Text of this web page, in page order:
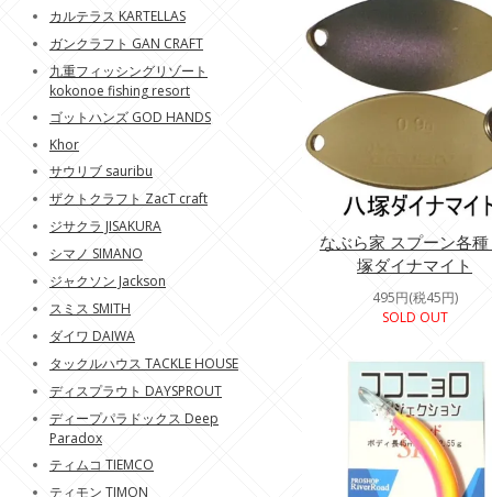
なぶら家 スプーン各
塚ダイナマイト
495円(税45円)
SOLD OUT
カルテラス KARTELLAS
ガンクラフト GAN CRAFT
九重フィッシングリゾート
kokonoe fishing resort
ゴットハンズ GOD HANDS
Khor
サウリブ sauribu
ザクトクラフト ZacT craft
ジサクラ JISAKURA
シマノ SIMANO
ジャクソン Jackson
スミス SMITH
ダイワ DAIWA
タックルハウス TACKLE HOUSE
ディスプラウト DAYSPROUT
ディープパラドックス Deep
Paradox
ティムコ TIEMCO
ティモン TIMON